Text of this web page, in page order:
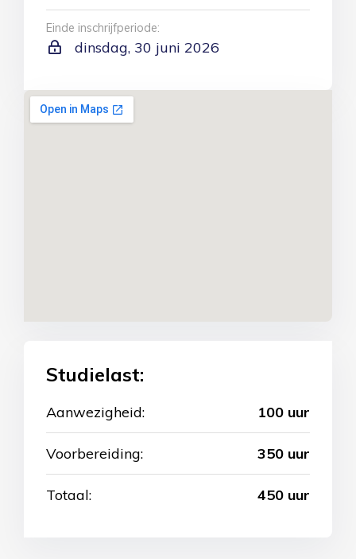
Einde inschrijfperiode:
dinsdag, 30 juni 2026
Studielast:
Aanwezigheid: 100 uur
Voorbereiding: 350 uur
Totaal: 450 uur